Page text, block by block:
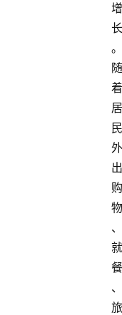
增
长
。
随
着
居
民
外
出
购
物
、
就
餐
、
旅